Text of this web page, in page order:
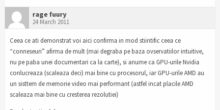
rage fuury
24 March 2011
Ceea ce ati demonstrat voi aici confirma in mod stiintific ceea ce
“conneseuri” afirma de mult (mai degraba pe baza ovservatiilor intuitive,
nu pe paba unei documentari ca la carte), si anume ca GPU-urile Nvidia
conlucreaza (scaleaza deci) mai bine cu procesorul, iar GPU-urile AMD au
un sisttem de memorie video mai performant (astfel incat placile AMD
scaleaza mai bine cu cresterea rezolutiei)